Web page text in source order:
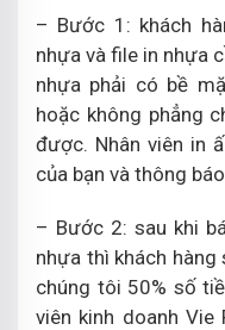
– Bước 1: khách
nhựa và file in nhựa
nhựa phải có bề
hoặc không phẳng
được. Nhân viên in
của bạn và thông
– Bước 2: sau khi
nhựa thì khách
chúng tôi 50% số
viên kinh doanh Vie